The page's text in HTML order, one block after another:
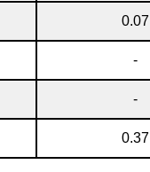
0.07
-
-
0.37